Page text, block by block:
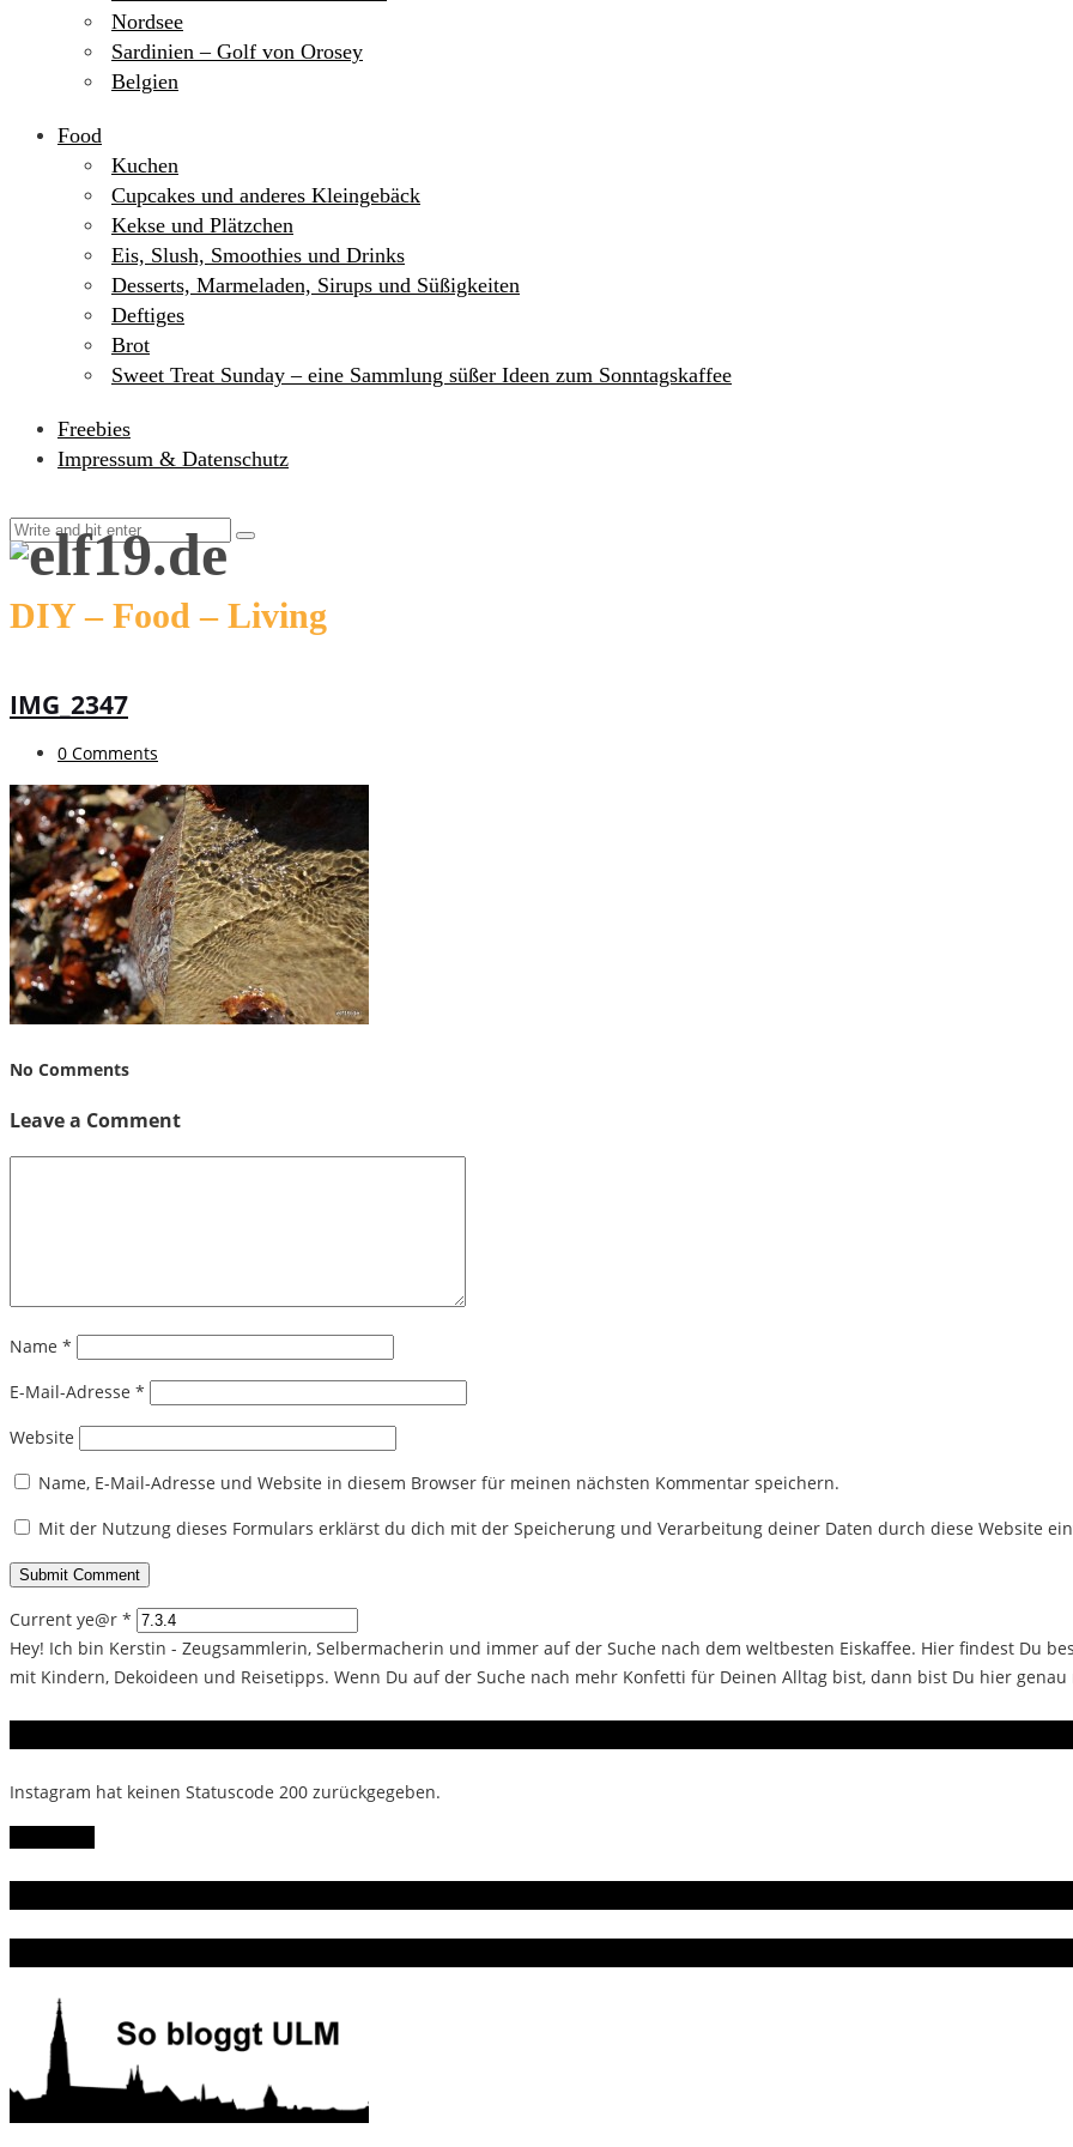
Nordsee
Sardinien – Golf von Orosey
Belgien
Food
Kuchen
Cupcakes und anderes Kleingebäck
Kekse und Plätzchen
Eis, Slush, Smoothies und Drinks
Desserts, Marmeladen, Sirups und Süßigkeiten
Deftiges
Brot
Sweet Treat Sunday – eine Sammlung süßer Ideen zum Sonntagskaffee
Freebies
Impressum & Datenschutz
DIY – Food – Living
IMG_2347
0 Comments
No Comments
Leave a Comment
Name *
E-Mail-Adresse *
Website
Name, E-Mail-Adresse und Website in diesem Browser für meinen nächsten Kommentar speichern.
Mit der Nutzung dieses Formulars erklärst du dich mit der Speicherung und Verarbeitung deiner Daten durch diese Website
Current ye@r *
Hey! Ich bin Kerstin - Zeugsammlerin, Selbermacherin und immer auf der Suche nach dem weltbesten Eiskaffee. Hier findest Du
mit Kindern, Dekoideen und Reisetipps. Wenn Du auf der Suche nach mehr Konfetti für Deinen Alltag bist, dann bist Du hier genau
Instagram hat keinen Statuscode 200 zurückgegeben.